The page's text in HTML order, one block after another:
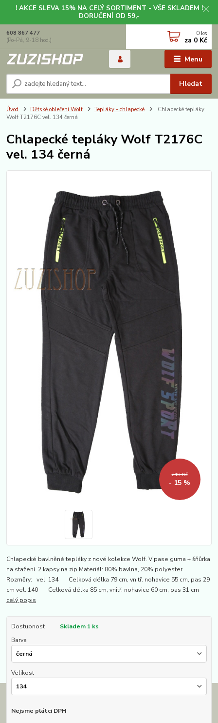
! AKCE SLEVA 15% NA CELÝ SORTIMENT - VŠE SKLADEM !
DORUČENÍ OD 59,-
Menu
Hledat
608 867 477
(Po-Pá, 9-18 hod.)
0 ks
za 0 Kč
Úvod Dětské oblečení Wolf Tepláky - chlapecké
Chlapecké tepláky
Wolf T2176C vel. 134 černá
Chlapecké tepláky Wolf T2176C
vel. 134 černá
219 Kč
- 15 %
Chlapecké bavlněné tepláky z nové kolekce Wolf. V pase guma + šňůrka
na stažení. 2 kapsy na zip.Materiál: 80% bavlna, 20% polyester
Rozměry: vel. 134 Celková délka 79 cm, vnitř. nohavice 55 cm, pas 29
cm vel. 140 Celková délka 85 cm, vnitř. nohavice 60 cm, pas 31 cm
celý popis
Dostupnost
Skladem 1 ks
Barva
Velikost
Nejsme plátci DPH